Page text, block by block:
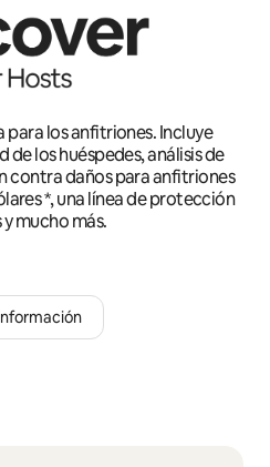
los anfitriones. Incluye
los huéspedes, análisis de
contra daños para anfitriones
*, una línea de protección
mucho más.